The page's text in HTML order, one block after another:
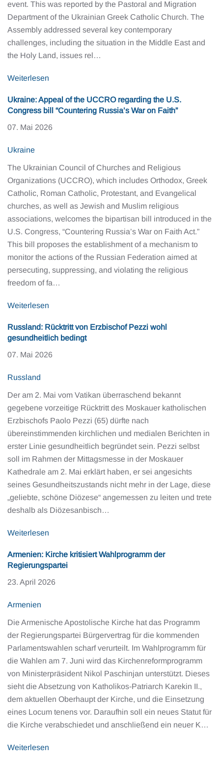
event. This was reported by the Pastoral and Migration
Department of the Ukrainian Greek Catholic Church. The
Assembly addressed several key contemporary
challenges, including the situation in the Middle East and
the Holy Land, issues rel…
Weiterlesen
Ukraine: Appeal of the UCCRO regarding the U.S.
Congress bill “Countering Russia’s War on Faith”
07. Mai 2026
Ukraine
The Ukrainian Council of Churches and Religious
Organizations (UCCRO), which includes Orthodox, Greek
Catholic, Roman Catholic, Protestant, and Evangelical
churches, as well as Jewish and Muslim religious
associations, welcomes the bipartisan bill introduced in the
U.S. Congress, “Countering Russia’s War on Faith Act.”
This bill proposes the establishment of a mechanism to
monitor the actions of the Russian Federation aimed at
persecuting, suppressing, and violating the religious
freedom of fa…
Weiterlesen
Russland: Rücktritt von Erzbischof Pezzi wohl
gesundheitlich bedingt
07. Mai 2026
Russland
Der am 2. Mai vom Vatikan überraschend bekannt
gegebene vorzeitige Rücktritt des Moskauer katholischen
Erzbischofs Paolo Pezzi (65) dürfte nach
übereinstimmenden kirchlichen und medialen Berichten in
erster Linie gesundheitlich begründet sein. Pezzi selbst
soll im Rahmen der Mittagsmesse in der Moskauer
Kathedrale am 2. Mai erklärt haben, er sei angesichts
seines Gesundheitszustands nicht mehr in der Lage, diese
„geliebte, schöne Diözese“ angemessen zu leiten und trete
deshalb als Diözesanbisch…
Weiterlesen
Armenien: Kirche kritisiert Wahlprogramm der
Regierungspartei
23. April 2026
Armenien
Die Armenische Apostolische Kirche hat das Programm
der Regierungspartei Bürgervertrag für die kommenden
Parlamentswahlen scharf verurteilt. Im Wahlprogramm für
die Wahlen am 7. Juni wird das Kirchenreformprogramm
von Ministerpräsident Nikol Paschinjan unterstützt. Dieses
sieht die Absetzung von Katholikos-Patriarch Karekin II.,
dem aktuellen Oberhaupt der Kirche, und die Einsetzung
eines Locum tenens vor. Daraufhin soll ein neues Statut für
die Kirche verabschiedet und anschließend ein neuer K…
Weiterlesen